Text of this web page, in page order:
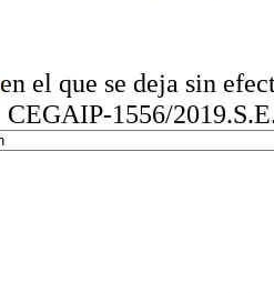
en el que se deja sin
CEGAIP-1556/